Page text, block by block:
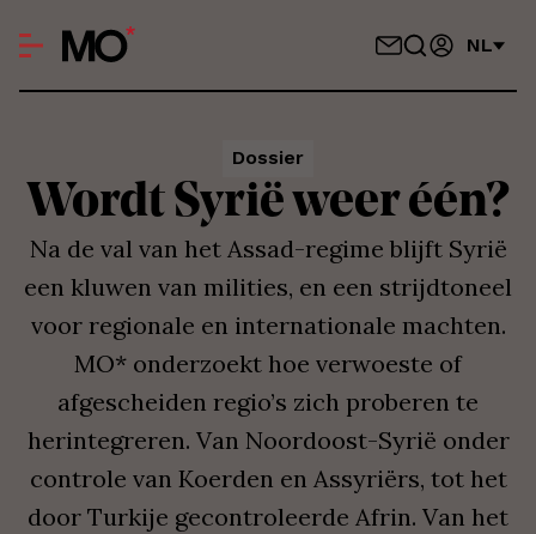
NL
Dossier
Wordt Syrië weer één?
Na de val van het Assad-regime blijft Syrië
een kluwen van milities, en een strijdtoneel
voor regionale en internationale machten.
MO* onderzoekt hoe verwoeste of
afgescheiden regio’s zich proberen te
herintegreren. Van Noordoost-Syrië onder
controle van Koerden en Assyriërs, tot het
door Turkije gecontroleerde Afrin. Van het